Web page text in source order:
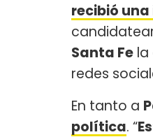
recibió
Santa Fe la
redes
En tanto a
política. “